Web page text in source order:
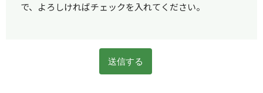
で、よろしければチェックを入れてください。